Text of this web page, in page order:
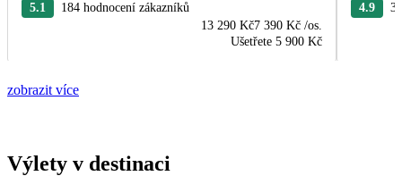
5.1
184 hodnocení zákazníků
13 290 Kč7 390 Kč /os.
Ušetřete 5 900 Kč
4.9
zobrazit více
Výlety v destinaci